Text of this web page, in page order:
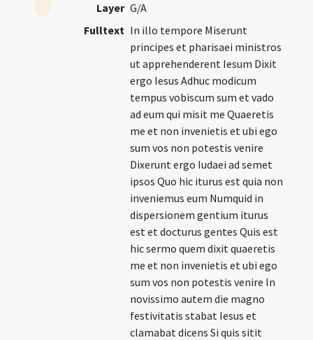
Layer G/A
Fulltext In illo tempore Miserunt
principes et pharisaei ministros
ut apprehenderent Iesum Dixit
ergo Iesus Adhuc modicum
tempus vobiscum sum et vado
ad eum qui misit me Quaeretis
me et non invenietis et ubi ego
sum vos non potestis venire
Dixerunt ergo Iudaei ad semet
ipsos Quo hic iturus est quia non
inveniemus eum Numquid in
dispersionem gentium iturus
est et docturus gentes Quis est
hic sermo quem dixit quaeretis
me et non invenietis et ubi ego
sum vos non potestis venire In
novissimo autem die magno
festivitatis stabat Iesus et
clamabat dicens Si quis sitit